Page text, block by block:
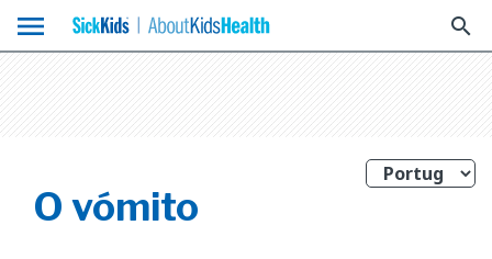
menu search
O vómito